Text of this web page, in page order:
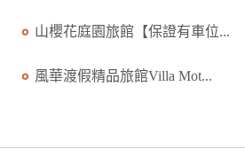
山櫻花庭園旅館【保證有車位...
風華渡假精品旅館Villa Mot...